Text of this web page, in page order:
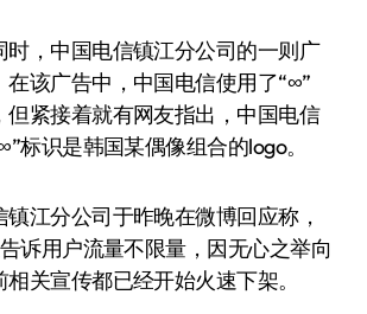
时，中国电信镇江分公司的一则广
该广告中，中国电信使用了“∞”
但紧接着就有网友指出，中国电信
标识是韩国某偶像组合的logo。
江分公司于昨晚在微博回应称，
诉用户流量不限量，因无心之举向
关宣传都已经开始火速下架。